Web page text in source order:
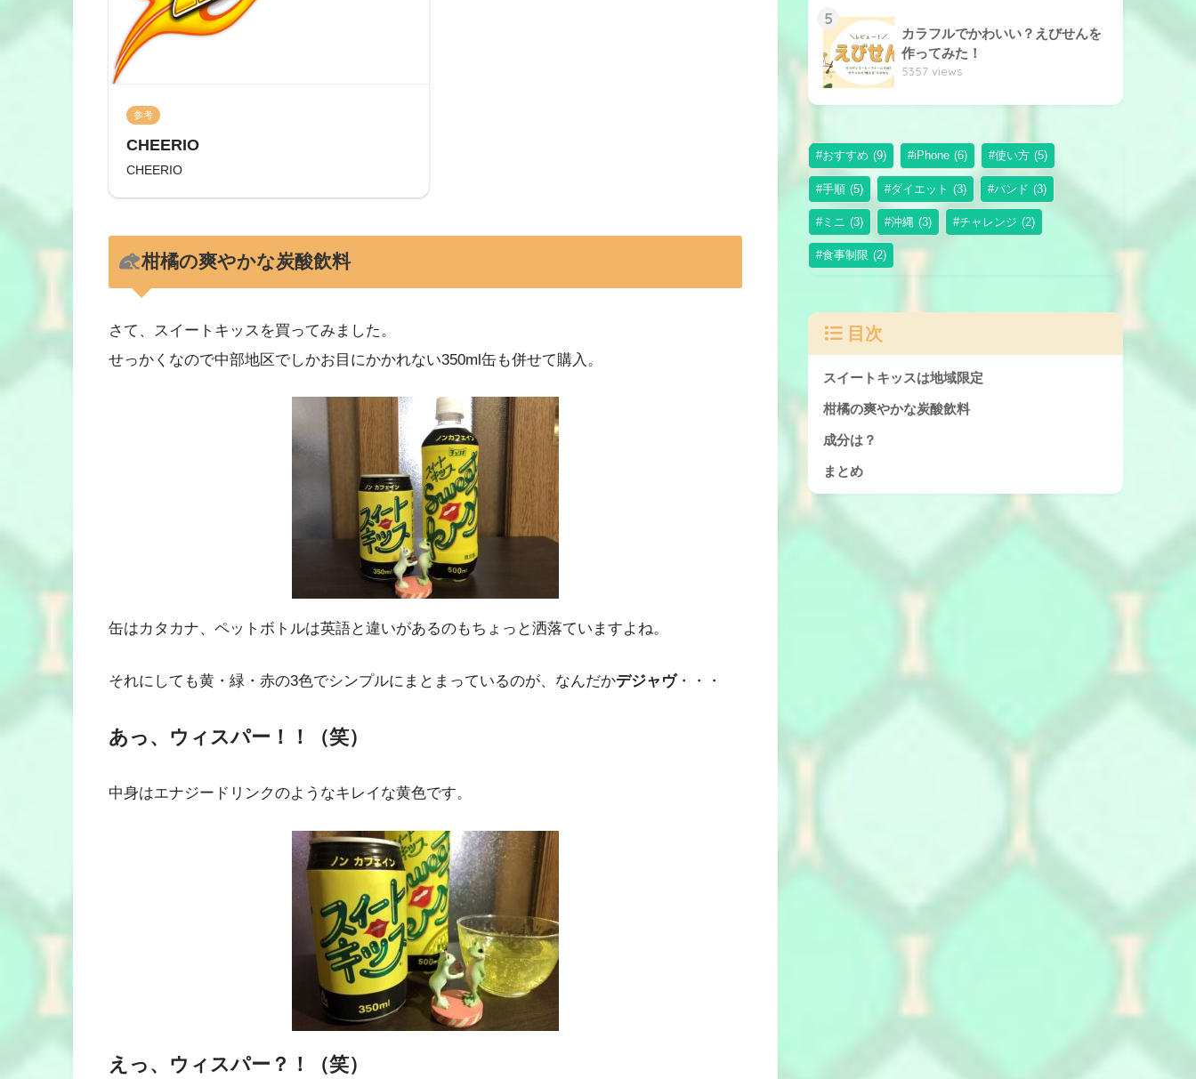
参考
CHEERIO
CHEERIO
柑橘の爽やかな炭酸飲料
さて、スイートキッスを買ってみました。
せっかくなので中部地区でしかお目にかかれない350ml缶も併せて購入。
缶はカタカナ、ペットボトルは英語と違いがあるのもちょっと洒落ていますよね。
それにしても黄・緑・赤の3色でシンプルにまとまっているのが、なんだかデジャヴ・・・
あっ、ウィスパー！！（笑）
中身はエナジードリンクのようなキレイな黄色です。
えっ、ウィスパー？！（笑）
5
カラフルでかわいい？えびせんを
作ってみた！
5357 views
おすすめ (9) iPhone (6) 使い方 (5)
手順 (5) ダイエット (3) バンド (3)
ミニ (3) 沖縄 (3) チャレンジ (2)
食事制限 (2)
目次
スイートキッスは地域限定
柑橘の爽やかな炭酸飲料
成分は？
まとめ